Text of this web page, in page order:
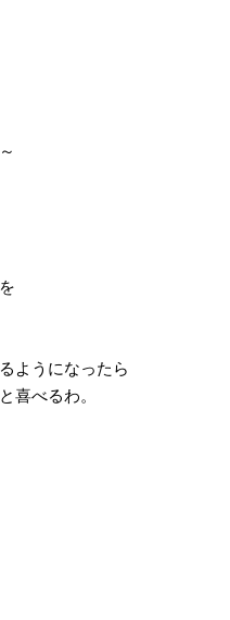
ようになったら
喜べるわ。